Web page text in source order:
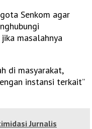
Senkom agar
masalahnya
di masyarakat,
instansi terkait”
Jurnalis